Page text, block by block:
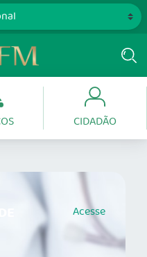
CIDADÃO
Acesse